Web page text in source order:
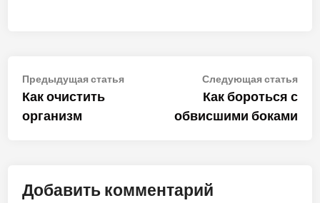
Навигация
по
записям
Предыдущая статьяПредыдущая
Как очистить
организм
Следующая статья
Как бороться с
обвисшими боками
Добавить комментарий